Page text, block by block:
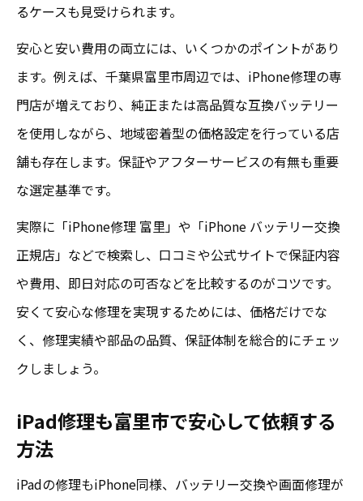
安いだけでなく安心なiPhone修理を選ぶ理
由
iPhone修理 富里で安くて安心な依頼方法と
は
iPhoneやiPad修理を選ぶ際の安心ポイント
安心のiPhone修理は正規店と非正規店どち
ら
安い修理サービス選びで失敗しないための
注意点
iPad修理でも安心して任せられるお店の特
徴
iPhone修理で重視すべき保証やアフターサ
ービス
安いiPhone修理でも安心感を得るための基
準
るケースも見受けられます。
安心と安い費用の両立には、いくつかのポイントがあり
ます。例えば、千葉県富里市周辺では、iPhone修理の専
門店が増えており、純正または高品質な互換バッテリー
を使用しながら、地域密着型の価格設定を行っている店
舗も存在します。保証やアフターサービスの有無も重要
な選定基準です。
実際に「iPhone修理 富里」や「iPhone バッテリー交換
正規店」などで検索し、口コミや公式サイトで保証内容
や費用、即日対応の可否などを比較するのがコツです。
安くて安心な修理を実現するためには、価格だけでな
く、修理実績や部品の品質、保証体制を総合的にチェッ
クしましょう。
iPad修理も富里市で安心して依頼する
方法
iPadの修理もiPhone同様、バッテリー交換や画面修理が